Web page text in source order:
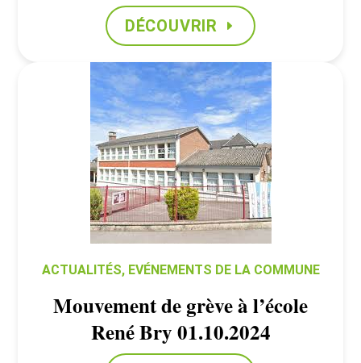
DÉCOUVRIR
ACTUALITÉS, EVÉNEMENTS DE LA COMMUNE
Mouvement de grève à l’école
René Bry 01.10.2024